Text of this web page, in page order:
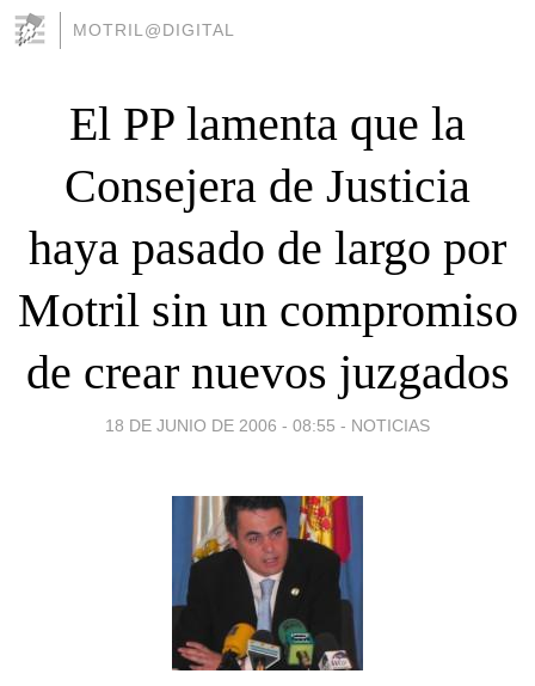
MOTRIL@DIGITAL
El PP lamenta que la
Consejera de Justicia
haya pasado de largo por
Motril sin un compromiso
de crear nuevos juzgados
18 DE JUNIO DE 2006 - 08:55 - NOTICIAS